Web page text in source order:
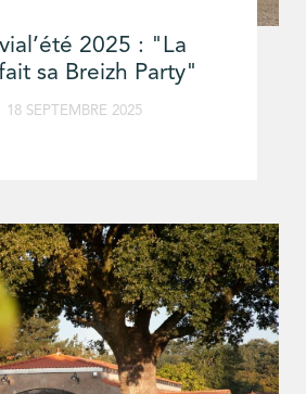
2025 : "La
sa Breizh Party"
18 SEPTEMBRE 2025